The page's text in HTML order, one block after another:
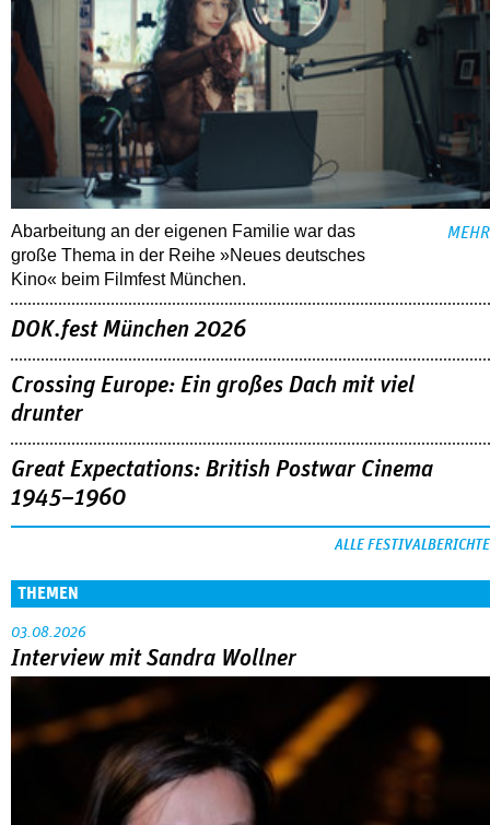
Abarbeitung an der eigenen Familie war das
große Thema in der Reihe »Neues deutsches
Kino« beim Filmfest München.
MEHR
DOK.fest München 2026
Crossing Europe: Ein großes Dach mit viel
drunter
Great Expectations: British Postwar Cinema
1945–1960
ALLE FESTIVALBERICHTE
THEMEN
03.08.2026
Interview mit Sandra Wollner